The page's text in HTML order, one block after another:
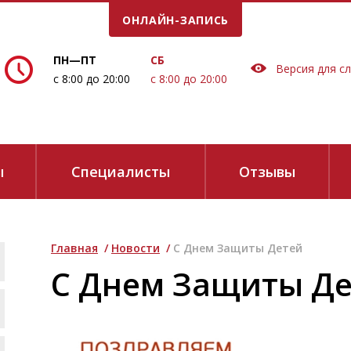
ПН—ПТ
с 8:00 до 20:00
СБ
с 8:00 до 20:00
Версия для
ОНЛАЙН-ЗАПИСЬ
Специалисты Отзывы
Главная / Новости / С Днем Защиты Детей
С Днем Защиты